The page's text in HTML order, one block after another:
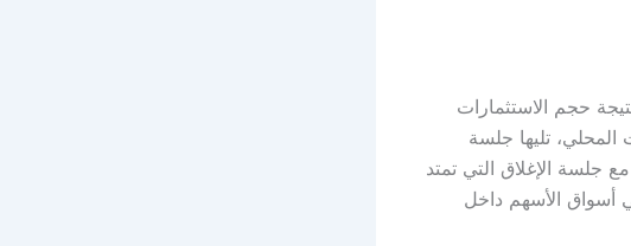
حجم الاستثمارات
الاستكشافية في الساعة 9.30 بالتوقيت المحلي، تليها جلسة
ظهرًا، وتكون النهاية مع جلسة الإغلاق التي تمتد
أسواق الأسهم داخل